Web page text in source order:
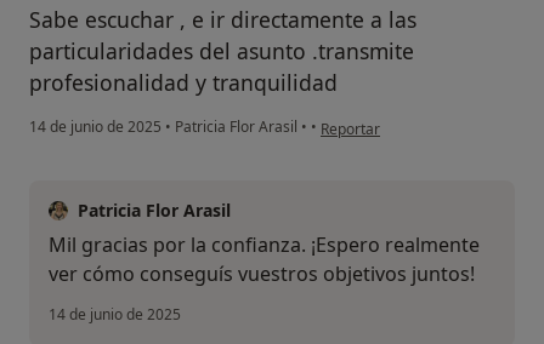
Sabe escuchar , e ir directamente a las
particularidades del asunto .transmite
profesionalidad y tranquilidad
14 de junio de 2025 • Patricia Flor Arasil • • en opinión del usuario Mauro
Reportar
Patricia Flor Arasil
Mil gracias por la confianza. ¡Espero realmente
ver cómo conseguís vuestros objetivos juntos!
14 de junio de 2025